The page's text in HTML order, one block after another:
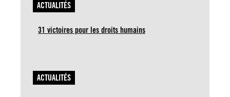
ACTUALITÉS
31 victoires pour les droits humains
ACTUALITÉS